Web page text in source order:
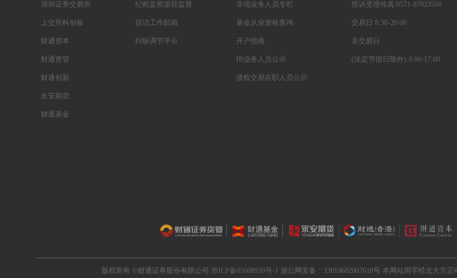
深圳证券交易所
上交所科创板
财通资本
财通资管
财通创新
永安期货
财通基金
纪检监察派驻监督
信访工作邮箱
纠纷调节平台
非现业务人员专栏
基金从业资格查询
开户指南
IB业务人员公示
债权交易在职人员公示
投诉受理传真:0571-87823566
交易日 8:30-20:00
非交易日
(法定节假日除外) 9:00-17:00
版权所有 ©财通证券股份有限公司 浙ICP备05008939号-1 浙公网安备：33010602007610号 本网站用字经北大方正